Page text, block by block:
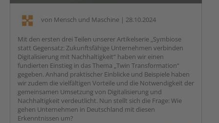
von Mensch und Maschine | 28.10.2024
Mit den ersten drei Teilen unserer Artikelserie „Symbiose
statt Gegensatz: Zukunftsfähige Unternehmen verbinden
Digitalisierung mit Nachhaltigkeit“ haben wir einen
fundierten Einstieg in das Thema „Twin Transformation“
gegeben. Anhand praktischer Einblicke und Beispiele haben
wir zudem die vielfältigen Vorteile und die Notwendigkeit der
gemeinsamen Umsetzung von Digitalisierung und
Nachhaltigkeit verdeutlicht. Nun stellt sich die Frage: Wie
gehen Unternehmen in Deutschland mit diesen
Erkenntnissen um?